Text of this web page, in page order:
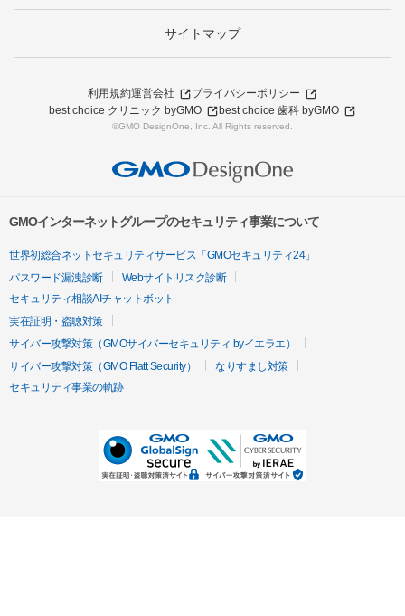
サイトマップ
利用規約運営会社
プライバシーポリシー
best choice クリニック byGMO
best choice 歯科 byGMO
©GMO DesignOne, Inc. All Rights reserved.
GMOインターネットグループのセキュリティ事業について
世界初総合ネットセキュリティサービス「GMOセキュリティ24」
パスワード漏洩診断
Webサイトリスク診断
セキュリティ相談AIチャットボット
実在証明・盗聴対策
サイバー攻撃対策（GMOサイバーセキュリティ byイエラエ）
サイバー攻撃対策（GMO Flatt Security）
なりすまし対策
セキュリティ事業の軌跡